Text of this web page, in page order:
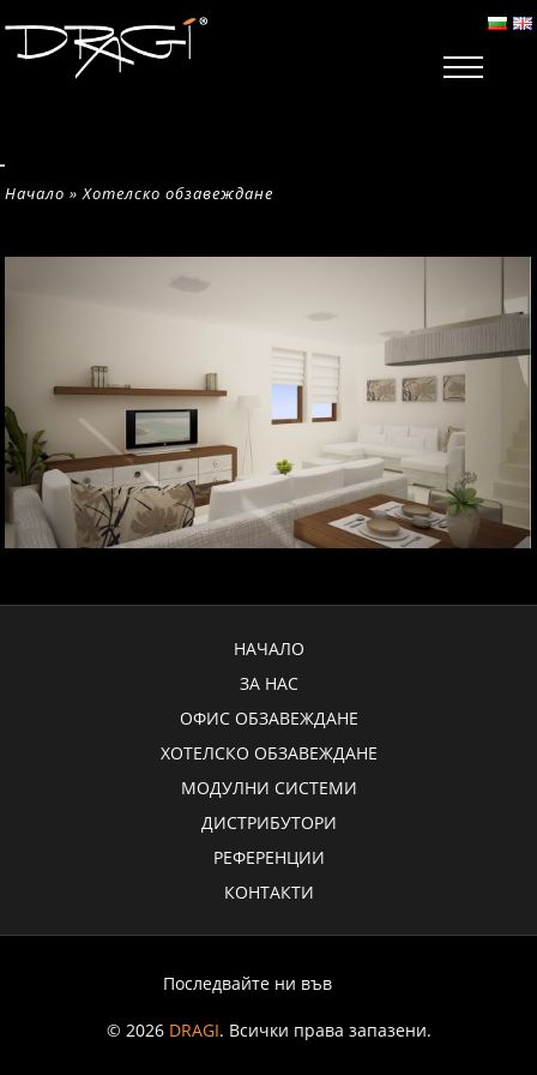
Начало »Хотелско обзавеждане
НАЧАЛО
ЗА НАС
ОФИС ОБЗАВЕЖДАНЕ
ХОТЕЛСКО ОБЗАВЕЖДАНЕ
МОДУЛНИ СИСТЕМИ
ДИСТРИБУТОРИ
РЕФЕРЕНЦИИ
КОНТАКТИ
Последвайте ни във
© 2026 DRAGI. Всички права запазени.